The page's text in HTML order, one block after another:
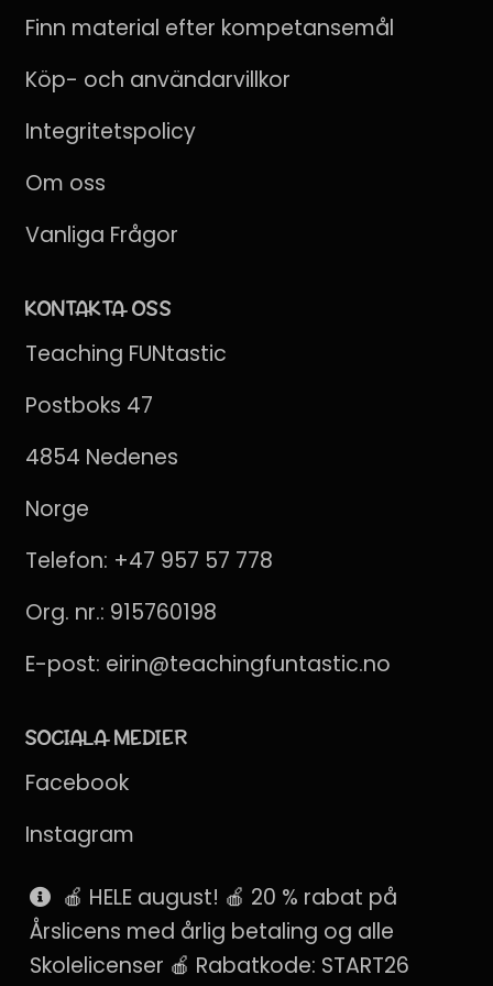
Finn material efter kompetansemål
Köp- och användarvillkor
Integritetspolicy
Om oss
Vanliga Frågor
KONTAKTA OSS
Teaching FUNtastic
Postboks 47
4854 Nedenes
Norge
Telefon: +47 957 57 778
Org. nr.: 915760198
E-post: eirin@teachingfuntastic.no
SOCIALA MEDIER
Facebook
Instagram
Pinterest
SnapChat
🍎 HELE august! 🍎 20 % rabat på
Årslicens med årlig betaling og alle
Skolelicenser 🍎 Rabatkode: START26